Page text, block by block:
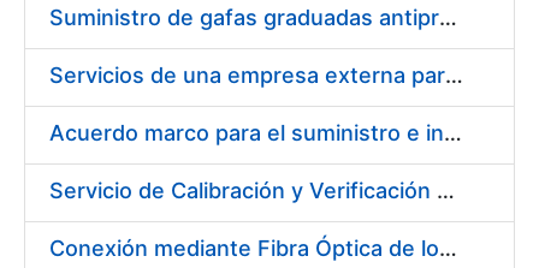
Suministro de gafas graduadas antiproyecciones para los trabajadores de la FNMT-RCM en los centros de trabajo de Madrid y Burgos
Servicios de una empresa externa para el asesoramiento y resolución de los recursos de alzada que se presentan relacionados con procesos de selección para la FNMT-RCM
Acuerdo marco para el suministro e instalación de persianas, estores y otros complementos
Servicio de Calibración y Verificación Externa de los Equipos de Medición del Servicio de Prevención de la FNMT-RCM
Conexión mediante Fibra Óptica de los Centros de Proceso de Datos (CPDs) de las sedes de la FNMT-RCM de Burgos y Madrid